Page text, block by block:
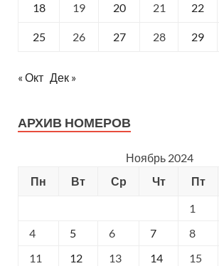
18 19 20 21 22
25 26 27 28 29
« Окт Дек »
АРХИВ НОМЕРОВ
Ноябрь 2024
Пн
Вт Ср Чт Пт
1
4
5 6 7 8
11
12 13 14 15